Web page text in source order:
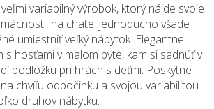
variabilný výrobok, ktorý nájde svoje
na chate, jednoducho všade
umiestniť veľký nábytok. Elegantne
s hosťami v malom byte, kam si sadnúť v
podložku pri hrách s deťmi. Poskytne
chvíľu odpočinku a svojou variabilitou
druhov nábytku.